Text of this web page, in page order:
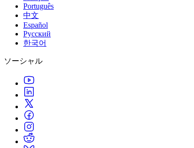
プランと価格
デプロイ
Unity がサポートする 25 以上のプラットフォームを見る
LiveOps
ローンチ後のインサイトとライブゲームオペレーション
成長
詳しく見る
発見され、モバイルユーザーを獲得する
顧客体験
インタラクティブな3D体験を作成する
業界
運用の卓越性を達成する
小売
店内体験をオンライン体験に変換する
自動車
イノベーションと車内体験を促進する
すべての業界を見る
ロードマップ
今後の機能をレビューする
技術用語のライブラリ
ケーススタディ
実際の成功事例
ベストプラクティスガイド
専門家のヒントとコツ
コミュニティストーリー
Made with Unity
Unityクリエイターの紹介
ライブストリーム
Unity Awards
世界中のUnityクリエイターを祝う
スタートガイド
学習を開始しましょう
Unity は初めてですか？旅を始めましょう
ハウツーガイド
実用的なヒントとベストプラクティス
教育
学生向け
キャリアをスタートさせる
FAQ
よくある質問への回答
お問い合わせ
Português
中文
Español
Русский
한국어
ソーシャル